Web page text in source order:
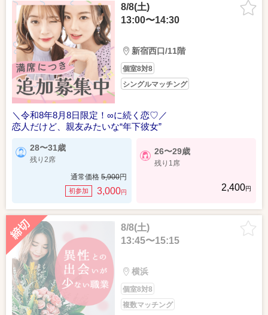
8/8(土)
13:00〜14:30
新宿西口/11階
個室8対8
シングルマッチング
＼令和8年8月8日限定！∞に続く恋♡／
恋人だけど、親友みたいな“年下彼女”
28〜31歳
残り2席
通常価格 5,900円
初参加 3,000円
26〜29歳
残り1席
2,400円
8/8(土)
13:45〜15:15
横浜
個室8対8
複数マッチング